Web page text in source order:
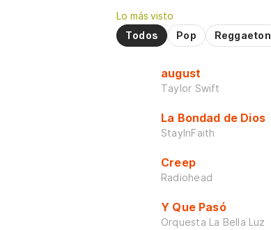
Lo más visto
Todos
Pop Reggaeton
august
Taylor Swift
La Bondad de Dios
StayInFaith
Creep
Radiohead
Y Que Pasó
Orquesta La Bella Luz